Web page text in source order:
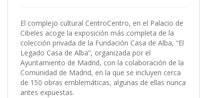
El complejo cultural CentroCentro, en el Palacio de
Cibeles acoge la exposición más completa de la
colección privada de la Fundación Casa de Alba, “El
Legado Casa de Alba”, organizada por el
Ayuntamiento de Madrid, con la colaboración de la
Comunidad de Madrid, en la que se incluyen cerca
de 150 obras emblemáticas, algunas de ellas nunca
antes expuestas.